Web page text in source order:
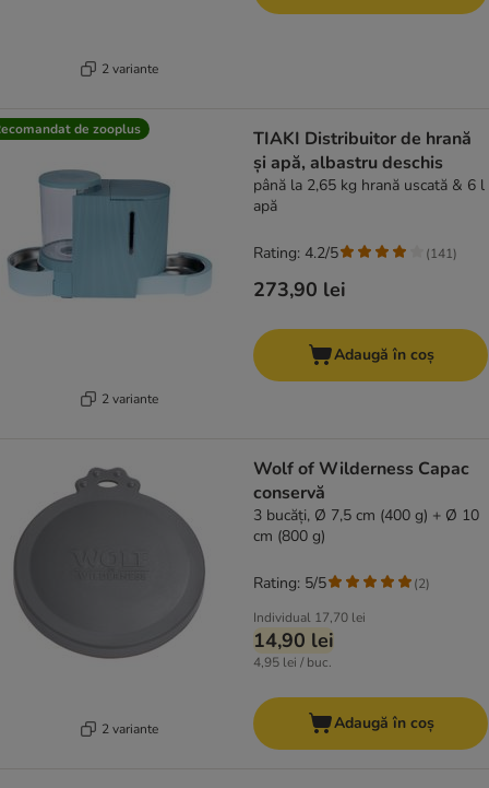
2 variante
de zooplus
2 variante
TIAKI Distribuitor de hrană
și apă, albastru deschis
până la 2,65 kg hrană uscată & 6 l
apă
273,90 lei
Rating: 4.2/5 (141)
Adaugă în coș
2 variante
Wolf of Wilderness Capac
conservă
3 bucăți, Ø 7,5 cm (400 g) + Ø 10
cm (800 g)
Individual 17,70 lei
14,90 lei
4,95 lei / buc.
Rating: 5/5 (2)
Adaugă în coș